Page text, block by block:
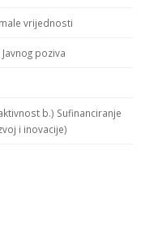
vrijednosti
poziva
b.) Sufinanciranje
i inovacije)